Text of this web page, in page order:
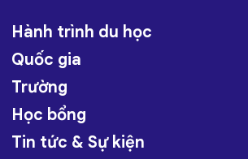
Hành trình du học
Quốc gia
Trường
Học bổng
Tin tức & Sự kiện